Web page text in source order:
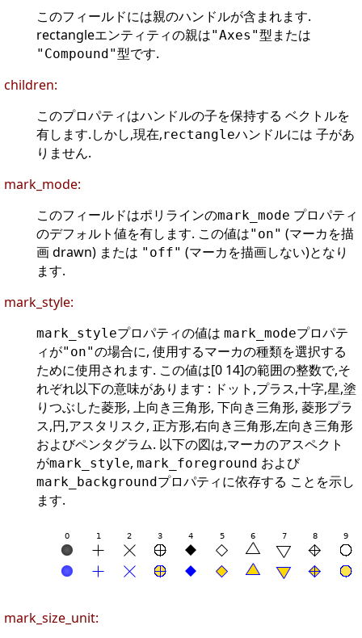
このフィールドには親のハンドルが含まれます.
rectangleエンティティの親は"Axes"型または
"Compound"型です.
children:
このプロパティはハンドルの子を保持する ベクトルを
有します.しかし,現在,rectangleハンドルには 子があ
りません.
mark_mode:
このフィールドはポリラインのmark_mode プロパティ
のデフォルト値を有します. この値は"on" (マーカを描
画 drawn) または "off" (マーカを描画しない)となり
ます.
mark_style:
mark_styleプロパティの値は mark_modeプロパテ
ィが"on"の場合に, 使用するマーカの種類を選択する
ために使用されます. この値は[0 14]の範囲の整数で,そ
れぞれ以下の意味があります : ドット,プラス,十字,星,塗
りつぶした菱形, 上向き三角形, 下向き三角形, 菱形プラ
ス,円,アスタリスク, 正方形,右向き三角形,左向き三角形
およびペンタグラム. 以下の図は,マーカのアスペクト
がmark_style, mark_foreground および
mark_backgroundプロパティに依存する ことを示し
ます.
mark_size_unit: